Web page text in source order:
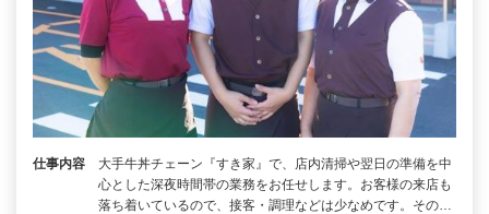
仕事内容
大手牛丼チェーン『すき家』で、店内清掃や翌日の準備を中
心とした深夜時間帯の業務をお任せします。お客様の来店も
落ち着いているので、接客・調理などは少なめです。その…